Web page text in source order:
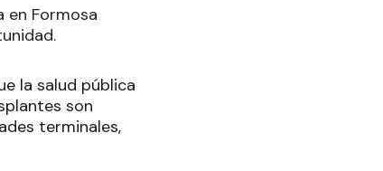
en Formosa
la salud pública
son
terminales,